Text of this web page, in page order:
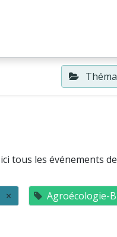
tous les événements
× Agroécologie-